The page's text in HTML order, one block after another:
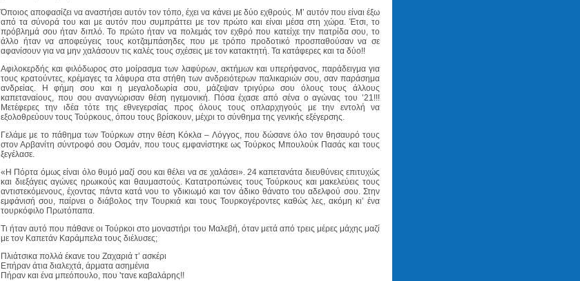
Όποιος αποφασίζει να αναστήσει αυτόν τον τόπο, έχει να κάνει με δύο εχθρούς. Μ’ αυτόν που είναι έξω
από τα σύνορά του και με αυτόν που συμπράττει με τον πρώτο και είναι μέσα στη χώρα. Έτσι, το
πρόβλημά σου ήταν διπλό. Το πρώτο ήταν να πολεμάς τον εχθρό που κατείχε την πατρίδα σου, το
άλλο ήταν να αποφεύγεις τους κοτζαμπάσηδες που με τρόπο προδοτικό προσπαθούσαν να σε
αφανίσουν για να μην χαλάσουν τις καλές τους σχέσεις με τον κατακτητή. Τα κατάφερες και τα δύο!!
Αφιλοκερδής και φιλόδωρος στο μοίρασμα των λαφύρων, ακτήμων και υπερήφανος, παράδειγμα για
τους κρατούντες, κρέμαγες τα λάφυρα στα στήθη των ανδρειότερων παλικαριών σου, σαν παράσημα
ανδρείας. Η φήμη σου και η μεγαλοδωρία σου, μάζεψαν τριγύρω σου όλους τους άλλους
καπεταναίους, που σου αναγνώρισαν θέση ηγεμονική. Πόσα έχασε από σένα ο αγώνας του ’21!!!
Μετέφερες την ιδέα τότε της εθνεγερσίας προς όλους τους οπλαρχηγούς με την εντολή να
εξολοθρεύουν τους Τούρκους, όπου τους βρίσκουν, μέχρι το σύνθημα της γενικής εξέγερσης.
Γελάμε με το πάθημα των Τούρκων στην θέση Κόκλα – Λόγγος, που δώσανε όλο τον θησαυρό τους
στον Αρβανίτη σύντροφό σου Οσμάν, που τους εμφανίστηκε ως Τούρκος Μπουλούκ Πασάς και τους
ξεγέλασε.
«Η Πόρτα όμως είναι όλο θυμό μαζί σου και θέλει να σε χαλάσει». 24 καπετανάτα διευθύνεις επιτυχώς
και διεξάγεις αγώνες ηρωικούς και θαυμαστούς. Κατατροπώνεις τους Τούρκους και μακελεύεις τους
αντιστεκόμενους, έχοντας πάντα κατά νου το γδικιωμό και τον άδικο θάνατο του αδελφού σου. Στην
εμφάνισή σου, παίρνει ο διάβολος την Τουρκιά και τους Τουρκογέροντες καθώς λες, ακόμη κι’ ένα
τουρκόφιλο Πρωτόπαπα.
Τι ήταν αυτό που πάθανε οι Τούρκοι στο μοναστήρι του Μαλεβή, όταν μετά από τρεις μέρες μάχης μαζί
με τον Καπετάν Καράμπελα τους διέλυσες;
Πλιάτσικα πολλά έκανε του Ζαχαριά τ’ ασκέρι
Επήραν άτια διαλεχτά, άρματα ασημένια
Πήραν και ένα μπεόπουλο, που 'τανε καβαλάρης!!